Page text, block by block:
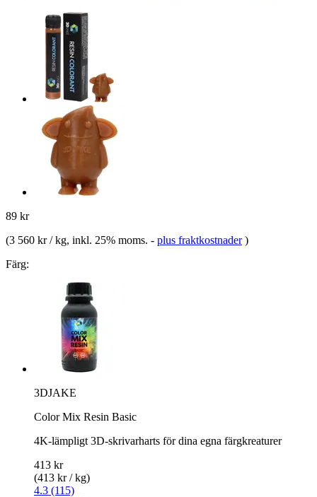
89 kr
(3 560 kr / kg, inkl. 25% moms. - plus fraktkostnader )
Färg:
3DJAKE
Color Mix Resin Basic
4K-lämpligt 3D-skrivarharts för dina egna färgkreaturer
413 kr
(413 kr / kg)
4.3 (115)